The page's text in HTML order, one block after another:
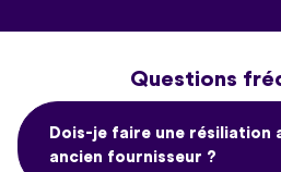
Questions
Dois-je faire une résiliation
ancien fournisseur ?